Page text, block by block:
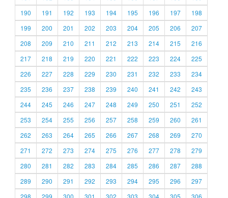
190
191 192 193 194 195 196 197
198
199
200 201 202 203 204 205 206
207
208
209 210 211 212 213 214 215
216
217
218 219 220 221 222 223 224
225
226
227 228 229 230 231 232 233
234
235
236 237 238 239 240 241 242
243
244
245 246 247 248 249 250 251
252
253
254 255 256 257 258 259 260
261
262
263 264 265 266 267 268 269
270
271
272 273 274 275 276 277 278
279
280
281 282 283 284 285 286 287
288
289
290 291 292 293 294 295 296
297
298
299 300 301 302 303 304 305 306